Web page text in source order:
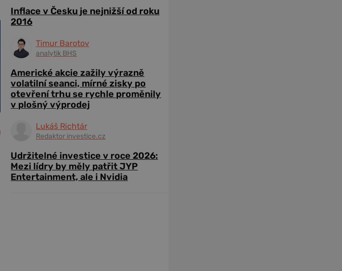
Inflace v Česku je nejnižší od roku
2016
Timur Barotov
analytik BHS
Americké akcie zažily výrazně
volatilní seanci, mírné zisky po
otevření trhu se rychle proměnily
v plošný výprodej
Lukáš Richtár
Redaktor investice.cz
Udržitelné investice v roce 2026:
Mezi lídry by měly patřit JYP
Entertainment, ale i Nvidia